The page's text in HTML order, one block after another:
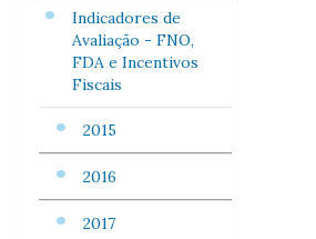
Indicadores de
Avaliação - FNO,
FDA e Incentivos
Fiscais
2015
2016
2017